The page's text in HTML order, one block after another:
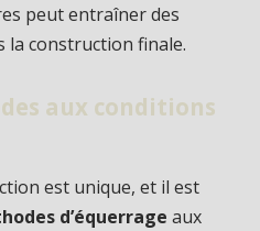
peut entraîner des
la construction finale.
aux conditions
est unique, et il est
d’équerrage aux